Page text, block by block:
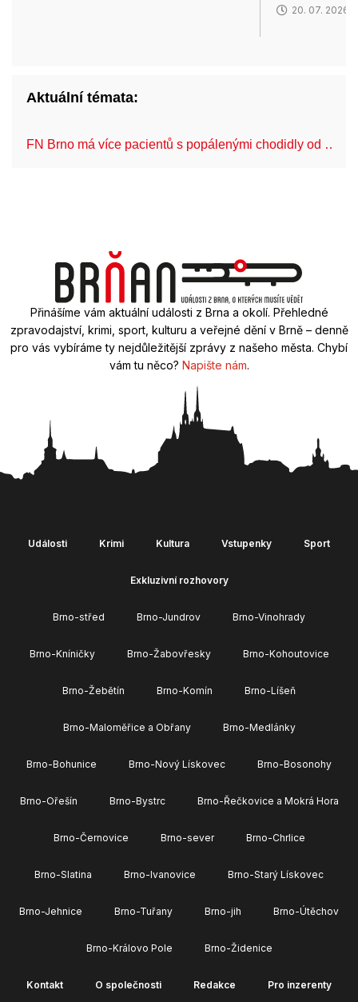
20. 07. 2026
Aktuální témata:
FN Brno má více pacientů s popálenými chodidly od …
Přinášíme vám aktuální události z Brna a okolí. Přehledné
zpravodajství, krimi, sport, kulturu a veřejné dění v Brně – denně
pro vás vybíráme ty nejdůležitější zprávy z našeho města. Chybí
vám tu něco? Napište nám.
Události Krimi Kultura Vstupenky Sport
Exkluzivní rozhovory
Brno-střed Brno-Jundrov Brno-Vinohrady
Brno-Kníničky Brno-Žabovřesky Brno-Kohoutovice
Brno-Žebětín Brno-Komín Brno-Líšeň
Brno-Maloměřice a Obřany Brno-Medlánky
Brno-Bohunice Brno-Nový Lískovec Brno-Bosonohy
Brno-Ořešín Brno-Bystrc Brno-Řečkovice a Mokrá Hora
Brno-Černovice Brno-sever Brno-Chrlice
Brno-Slatina Brno-Ivanovice Brno-Starý Lískovec
Brno-Jehnice Brno-Tuřany Brno-jih Brno-Útěchov
Brno-Královo Pole Brno-Židenice
Kontakt O společnosti Redakce Pro inzerenty